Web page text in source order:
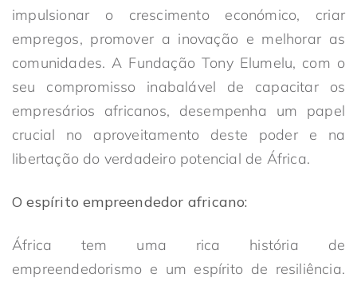
impulsionar o crescimento económico, criar
empregos, promover a inovação e melhorar as
comunidades. A Fundação Tony Elumelu, com o
seu compromisso inabalável de capacitar os
empresários africanos, desempenha um papel
crucial no aproveitamento deste poder e na
libertação do verdadeiro potencial de África.
O espírito empreendedor africano:
África tem uma rica história de
empreendedorismo e um espírito de resiliência.